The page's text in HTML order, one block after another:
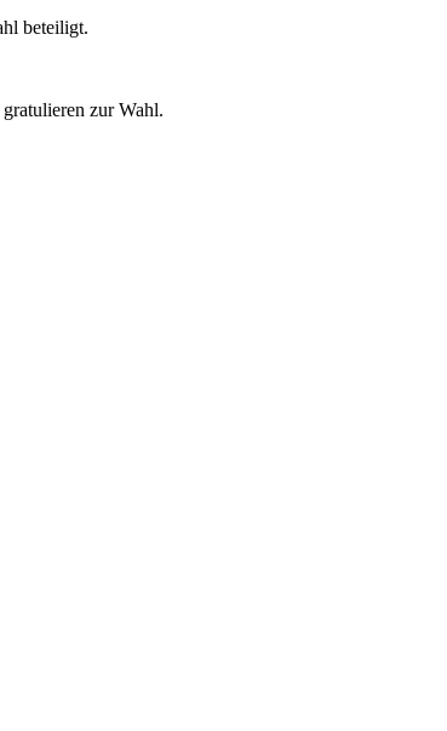
beteiligt.
zur Wahl.